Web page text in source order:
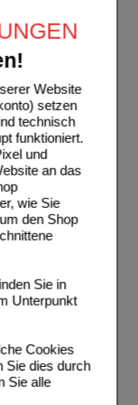
Website
setzen
technisch
funktioniert.
und
an das
wie Sie
den Shop
Sie in
Unterpunkt
Cookies
Sie dies durch
Sie alle